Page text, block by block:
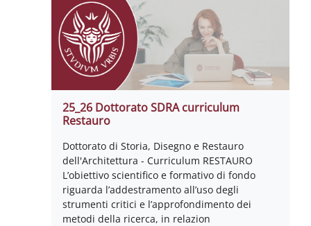
25_26 Dottorato SDRA curriculum
Restauro
Dottorato di Storia, Disegno e Restauro
dell'Architettura - Curriculum RESTAURO
L’obiettivo scientifico e formativo di fondo
riguarda l’addestramento all’uso degli
strumenti critici e l’approfondimento dei
metodi della ricerca, in relazion